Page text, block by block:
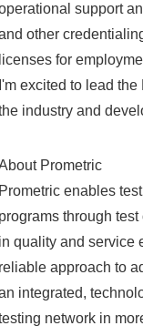
support
other
licenses for
I'm excited to lead
industry and
Prometric
Prometric enables
programs through
in quality and service
reliable approach to
integrated,
network in